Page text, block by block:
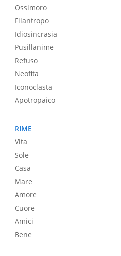
Ossimoro
Filantropo
Idiosincrasia
Pusillanime
Refuso
Neofita
Iconoclasta
Apotropaico
RIME
Vita
Sole
Casa
Mare
Amore
Cuore
Amici
Bene